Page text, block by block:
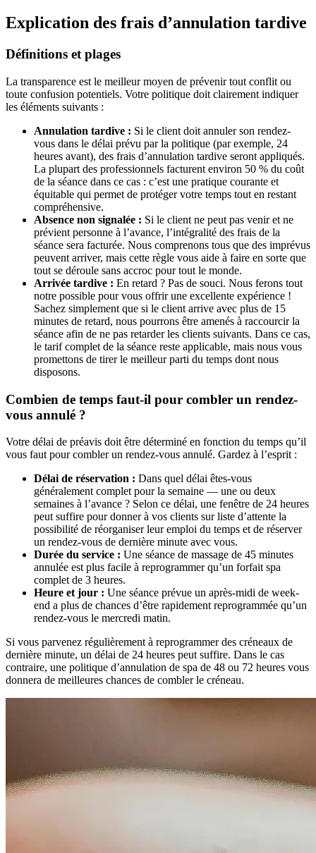
Explication des frais d’annulation tardive
Définitions et plages
La transparence est le meilleur moyen de prévenir tout conflit ou
toute confusion potentiels. Votre politique doit clairement indiquer
les éléments suivants :
Annulation tardive : Si le client doit annuler son rendez-
vous dans le délai prévu par la politique (par exemple, 24
heures avant), des frais d’annulation tardive seront appliqués.
La plupart des professionnels facturent environ 50 % du coût
de la séance dans ce cas : c’est une pratique courante et
équitable qui permet de protéger votre temps tout en restant
compréhensive.
Absence non signalée : Si le client ne peut pas venir et ne
prévient personne à l’avance, l’intégralité des frais de la
séance sera facturée. Nous comprenons tous que des imprévus
peuvent arriver, mais cette règle vous aide à faire en sorte que
tout se déroule sans accroc pour tout le monde.
Arrivée tardive : En retard ? Pas de souci. Nous ferons tout
notre possible pour vous offrir une excellente expérience !
Sachez simplement que si le client arrive avec plus de 15
minutes de retard, nous pourrons être amenés à raccourcir la
séance afin de ne pas retarder les clients suivants. Dans ce cas,
le tarif complet de la séance reste applicable, mais nous vous
promettons de tirer le meilleur parti du temps dont nous
disposons.
Combien de temps faut-il pour combler un rendez-
vous annulé ?
Votre délai de préavis doit être déterminé en fonction du temps qu’il
vous faut pour combler un rendez-vous annulé. Gardez à l’esprit :
Délai de réservation : Dans quel délai êtes-vous
généralement complet pour la semaine — une ou deux
semaines à l’avance ? Selon ce délai, une fenêtre de 24 heures
peut suffire pour donner à vos clients sur liste d’attente la
possibilité de réorganiser leur emploi du temps et de réserver
un rendez-vous de dernière minute avec vous.
Durée du service : Une séance de massage de 45 minutes
annulée est plus facile à reprogrammer qu’un forfait spa
complet de 3 heures.
Heure et jour : Une séance prévue un après-midi de week-
end a plus de chances d’être rapidement reprogrammée qu’un
rendez-vous le mercredi matin.
Si vous parvenez régulièrement à reprogrammer des créneaux de
dernière minute, un délai de 24 heures peut suffire. Dans le cas
contraire, une politique d’annulation de spa de 48 ou 72 heures vous
donnera de meilleures chances de combler le créneau.